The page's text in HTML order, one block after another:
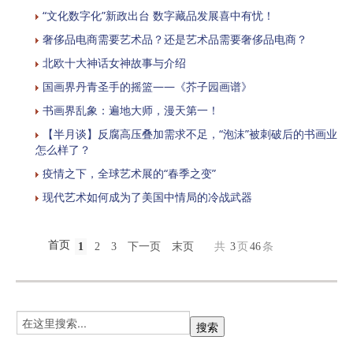
“文化数字化”新政出台 数字藏品发展喜中有忧！
奢侈品电商需要艺术品？还是艺术品需要奢侈品电商？
北欧十大神话女神故事与介绍
国画界丹青圣手的摇篮——《芥子园画谱》
书画界乱象：遍地大师，漫天第一！
【半月谈】反腐高压叠加需求不足，“泡沫”被刺破后的书画业
怎么样了？
疫情之下，全球艺术展的“春季之变”
现代艺术如何成为了美国中情局的冷战武器
首页 1 2 3 下一页 末页 共 3 页 46 条